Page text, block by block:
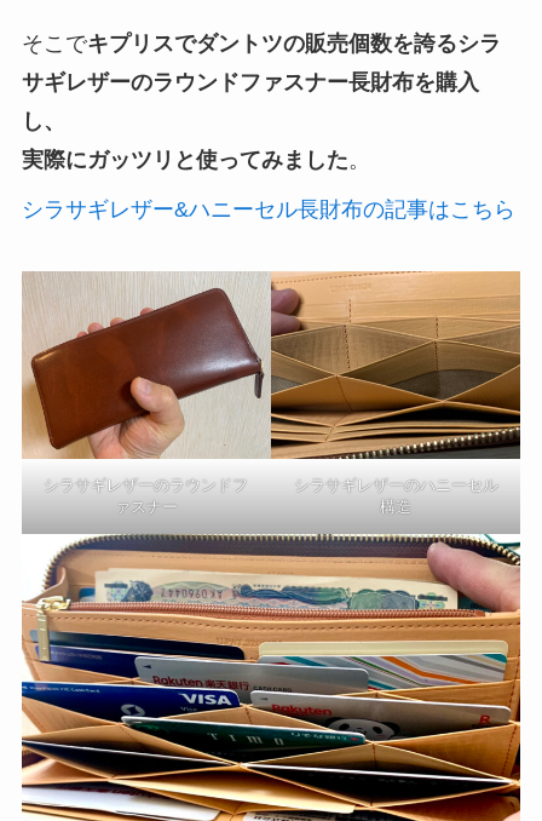
そこでキプリスでダントツの販売個数を誇るシラ
サギレザーのラウンドファスナー長財布を購入
し、
実際にガッツリと使ってみました。
シラサギレザー&ハニーセル長財布の記事はこちら
シラサギレザーのラウンドフ
ァスナー
シラサギレザーのハニーセル
構造